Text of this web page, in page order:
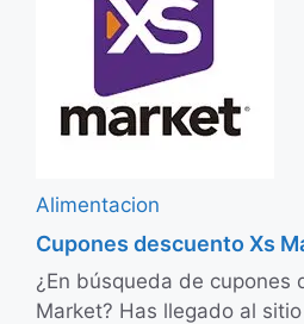
Alimentacion
Cupones descuento Xs
¿En búsqueda de cupones
Market? Has llegado al